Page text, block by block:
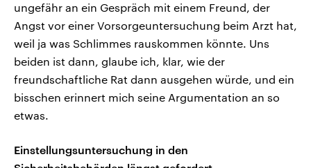
ungefähr an ein Gespräch mit einem Freund, der
Angst vor einer Vorsorgeuntersuchung beim Arzt hat,
weil ja was Schlimmes rauskommen könnte. Uns
beiden ist dann, glaube ich, klar, wie der
freundschaftliche Rat dann ausgehen würde, und ein
bisschen erinnert mich seine Argumentation an so
etwas.
Einstellungsuntersuchung in den